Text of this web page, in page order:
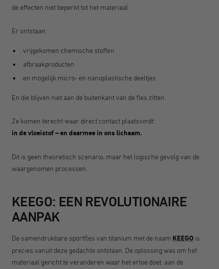
de effecten niet beperkt tot het materiaal.
Er ontstaan:
vrijgekomen chemische stoffen
afbraakproducten
en mogelijk micro- en nanoplastische deeltjes
En die blijven niet aan de buitenkant van de fles zitten.
Ze komen terecht waar direct contact plaatsvindt:
in de vloeistof – en daarmee in ons lichaam.
Dit is geen theoretisch scenario, maar het logische gevolg van de
waargenomen processen.
KEEGO: EEN REVOLUTIONAIRE
AANPAK
De samendrukbare sportfles van titanium met de naam KEEGO is
precies vanuit deze gedachte ontstaan. De oplossing was om het
materiaal gericht te veranderen waar het ertoe doet: aan de